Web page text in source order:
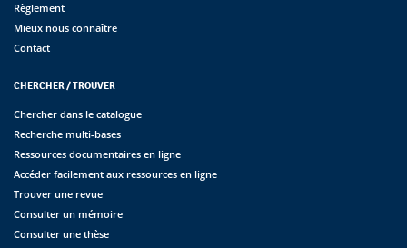
Règlement
Mieux nous connaître
Contact
CHERCHER / TROUVER
Chercher dans le catalogue
Recherche multi-bases
Ressources documentaires en ligne
Accéder facilement aux ressources en ligne
Trouver une revue
Consulter un mémoire
Consulter une thèse